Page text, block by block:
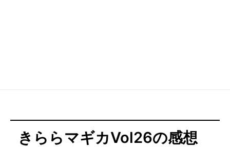
きららマギカVol26の感想